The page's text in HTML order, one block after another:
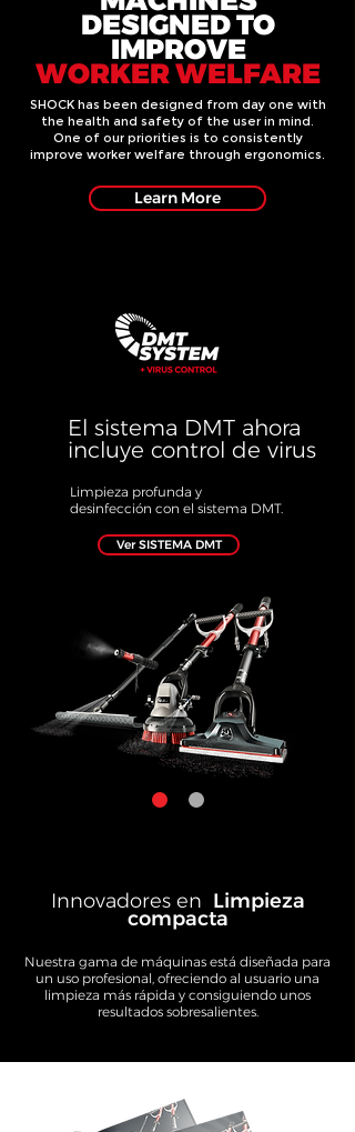
DESIGNED TO
IMPROVE
WORKER WELFARE
SHOCK has been designed from day one with
the health and safety of the user in mind.
One of our priorities is to consistently
improve worker welfare through ergonomics.
Learn More
El sistema DMT ahora
incluye control de virus
Limpieza profunda y
desinfección con el sistema DMT.
Ver SISTEMA DMT
Innovadores en Limpieza
compacta
Nuestra gama de máquinas está diseñada para
un uso profesional, ofreciendo al usuario una
limpieza más rápida y consiguiendo unos
resultados sobresalientes.